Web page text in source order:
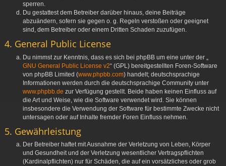
sperren.
Du gestattest dem Betreiber darüber hinaus, deine Beiträge
abzuändern, sofern sie gegen o. g. Regeln verstoßen oder geeignet
sind, dem Betreiber oder einem Dritten Schaden zuzufügen.
4. General Public License
Du nimmst zur Kenntnis, dass es sich bei phpBB um eine unter der „
GNU General Public License v2“ (GPL) bereitgestellten Foren-Software
von phpBB Limited (www.phpbb.com) handelt; deutschsprachige
Informationen werden durch die deutschsprachige Community unter
www.phpbb.de zur Verfügung gestellt. Beide haben keinen Einfluss auf
die Art und Weise, wie die Software verwendet wird. Sie können
insbesondere die Verwendung der Software für bestimmte Zwecke nicht
untersagen oder auf Inhalte fremder Foren Einfluss nehmen.
5. Gewährleistung
Der Betreiber haftet mit Ausnahme der Verletzung von Leben, Körper
und Gesundheit und der Verletzung wesentlicher Vertragspflichten
(Kardinalpflichten) nur für Schäden, die auf ein vorsätzliches oder grob